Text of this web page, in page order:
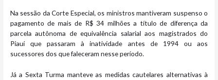
Na sessão da Corte Especial, os ministros mantiveram suspenso o
pagamento de mais de R$ 34 milhões a título de diferença da
parcela autônoma de equivalência salarial aos magistrados do
Piauí que passaram à inatividade antes de 1994 ou aos
sucessores dos que faleceram nesse período.
Já a Sexta Turma manteve as medidas cautelares alternativas à